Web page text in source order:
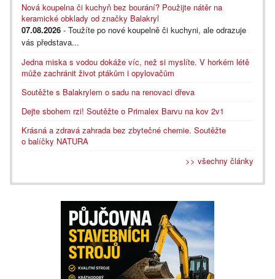
Nová koupelna či kuchyň bez bourání? Použijte nátěr na
keramické obklady od značky Balakryl
07.08.2026 - Toužíte po nové koupelně či kuchyni, ale odrazuje
vás představa...
Jedna miska s vodou dokáže víc, než si myslíte. V horkém létě
může zachránit život ptákům i opylovačům
Soutěžte s Balakrylem o sadu na renovaci dřeva
Dejte sbohem rzi! Soutěžte o Primalex Barvu na kov 2v1
Krásná a zdravá zahrada bez zbytečné chemie. Soutěžte
o balíčky NATURA
>> všechny články